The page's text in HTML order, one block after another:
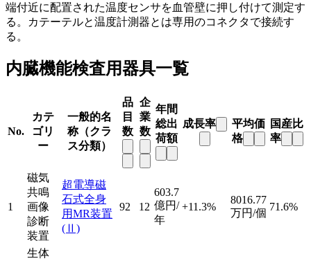
端付近に配置された温度センサを血管壁に押し付けて測定す
る。カテーテルと温度計測器とは専用のコネクタで接続す
る。
内臓機能検査用器具一覧
No.
カテ
ゴリ
ー
一般的名
称（クラ
ス分類）
品
目
数
企
業
数
年間
総出
荷額
成長率
平均価
格
国産比
率
1
磁気
共鳴
画像
診断
装置
超電導磁
石式全身
用MR装置
(Ⅱ)
92 12
603.7
億円/
年
+11.3%
8016.77
万円/個
71.6%
生体